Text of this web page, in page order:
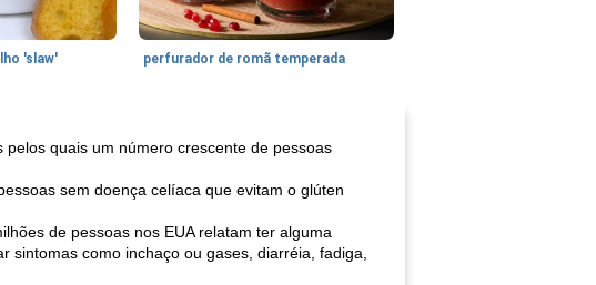
'slaw' perfurador de romã temperada
quais um número crescente de pessoas
sem doença celíaca que evitam o glúten
de pessoas nos EUA relatam ter alguma
como inchaço ou gases, diarréia, fadiga,